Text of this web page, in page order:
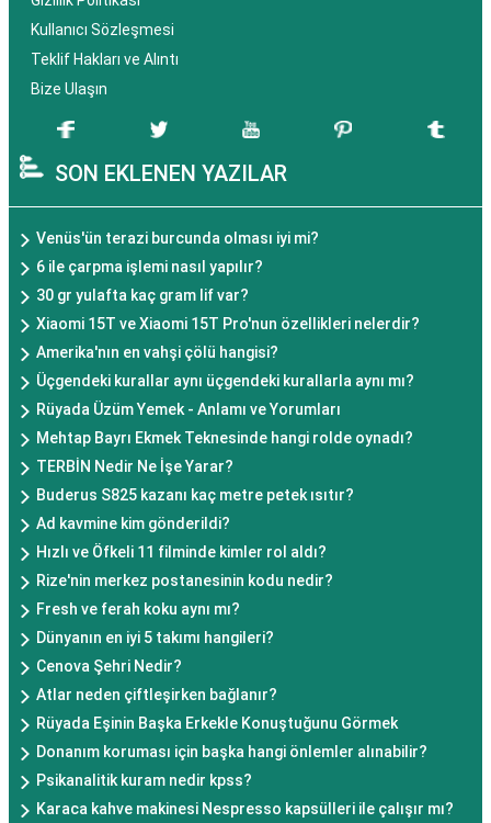
Kullanıcı Sözleşmesi
Teklif Hakları ve Alıntı
Bize Ulaşın
SON EKLENEN YAZILAR
Venüs'ün terazi burcunda olması iyi mi?
6 ile çarpma işlemi nasıl yapılır?
30 gr yulafta kaç gram lif var?
Xiaomi 15T ve Xiaomi 15T Pro'nun özellikleri nelerdir?
Amerika'nın en vahşi çölü hangisi?
Üçgendeki kurallar aynı üçgendeki kurallarla aynı mı?
Rüyada Üzüm Yemek - Anlamı ve Yorumları
Mehtap Bayrı Ekmek Teknesinde hangi rolde oynadı?
TERBİN Nedir Ne İşe Yarar?
Buderus S825 kazanı kaç metre petek ısıtır?
Ad kavmine kim gönderildi?
Hızlı ve Öfkeli 11 filminde kimler rol aldı?
Rize'nin merkez postanesinin kodu nedir?
Fresh ve ferah koku aynı mı?
Dünyanın en iyi 5 takımı hangileri?
Cenova Şehri Nedir?
Atlar neden çiftleşirken bağlanır?
Rüyada Eşinin Başka Erkekle Konuştuğunu Görmek
Donanım koruması için başka hangi önlemler alınabilir?
Psikanalitik kuram nedir kpss?
Karaca kahve makinesi Nespresso kapsülleri ile çalışır mı?